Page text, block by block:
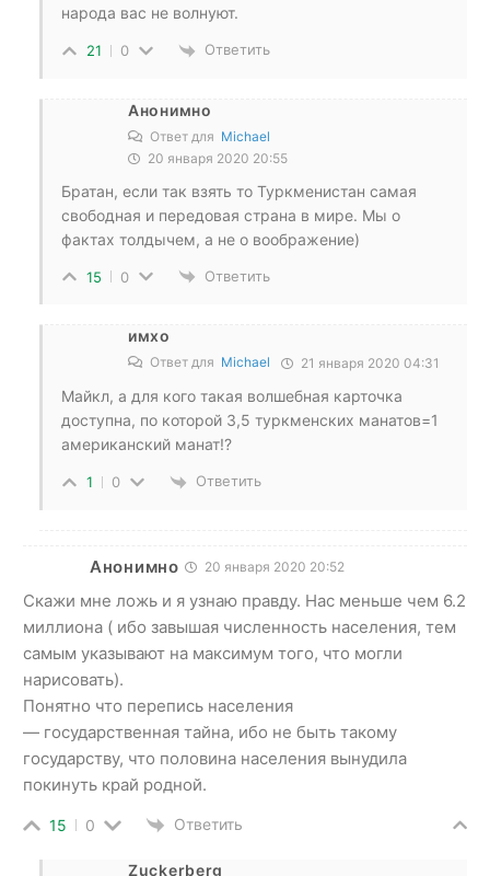
народа вас не волнуют.
21 0 Ответить
Анонимно
Ответ для Michael
20 января 2020 20:55
Братан, если так взять то Туркменистан самая
свободная и передовая страна в мире. Мы о
фактах толдычем, а не о воображение)
15 0 Ответить
имхо
Ответ для Michael 21 января 2020 04:31
Майкл, а для кого такая волшебная карточка
доступна, по которой 3,5 туркменских манатов=1
американский манат!?
1 0 Ответить
Анонимно 20 января 2020 20:52
Скажи мне ложь и я узнаю правду. Нас меньше чем 6.2
миллиона ( ибо завышая численность населения, тем
самым указывают на максимум того, что могли
нарисовать).
Понятно что перепись населения
— государственная тайна, ибо не быть такому
государству, что половина населения вынудила
покинуть край родной.
15 0 Ответить
Zuckerberg